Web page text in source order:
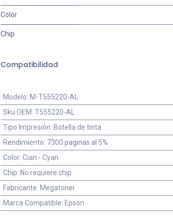
Color
Chip
Compatibilidad
Modelo: M-T555220-AL
Sku OEM:T555220-AL
Tipo Impresión: Botella de tinta
Rendimiento: 7300 paginas al 5%
Color:Cian - Cyan
Chip: No requiere chip
Fabricante: Megatoner
Marca Compatible: Epson